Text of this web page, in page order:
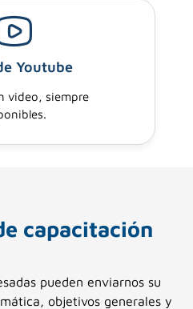
Youtube
video, siempre
capacitación
pueden enviarnos su
objetivos generales y